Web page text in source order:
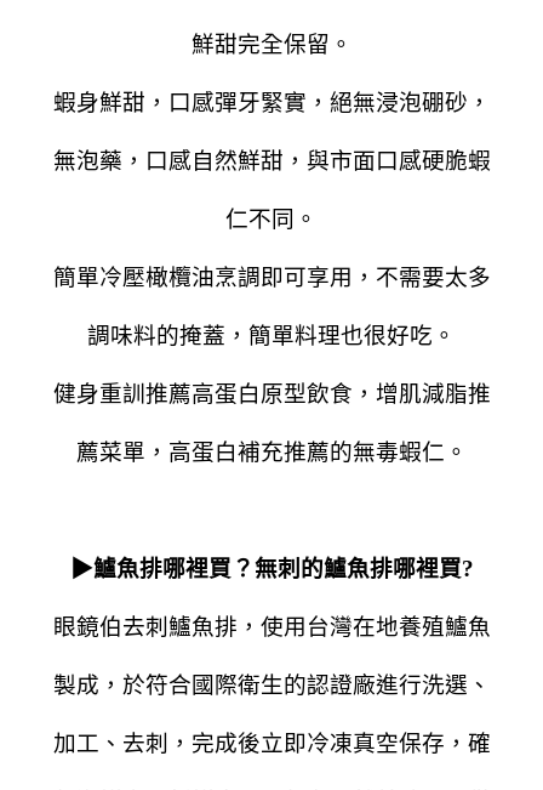
鮮甜完全保留。
蝦身鮮甜，口感彈牙緊實，絕無浸泡硼砂，
無泡藥，口感自然鮮甜，與市面口感硬脆蝦
仁不同。
簡單冷壓橄欖油烹調即可享用，不需要太多
調味料的掩蓋，簡單料理也很好吃。
健身重訓推薦高蛋白原型飲食，增肌減脂推
薦菜單，高蛋白補充推薦的無毒蝦仁。
▶鱸魚排哪裡買？無刺的鱸魚排哪裡買?
眼鏡伯去刺鱸魚排，使用台灣在地養殖鱸魚
製成， 於符合國際衛生的認證廠進行洗選、
加工、去刺，完成後立即冷凍真空保存，確